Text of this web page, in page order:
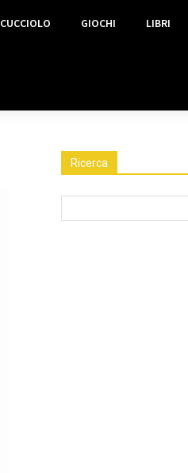
CUCCIOLO GIOCHI LIBRI
Ricerca